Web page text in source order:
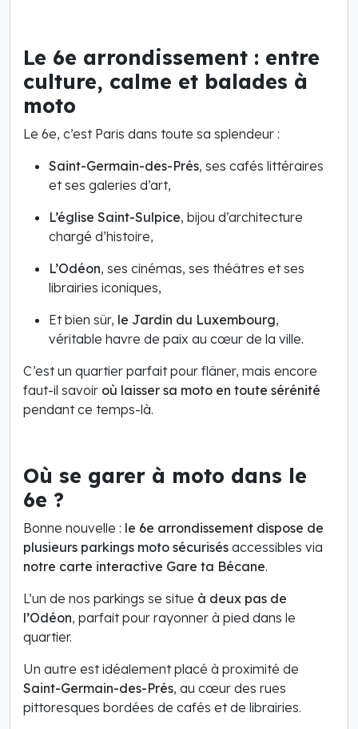
Le 6e arrondissement : entre
culture, calme et balades à
moto
Le 6e, c’est Paris dans toute sa splendeur :
Saint-Germain-des-Prés, ses cafés littéraires
et ses galeries d’art,
L’église Saint-Sulpice, bijou d’architecture
chargé d’histoire,
L’Odéon, ses cinémas, ses théâtres et ses
librairies iconiques,
Et bien sûr, le Jardin du Luxembourg,
véritable havre de paix au cœur de la ville.
C’est un quartier parfait pour flâner, mais encore
faut-il savoir où laisser sa moto en toute sérénité
pendant ce temps-là.
Où se garer à moto dans le
6e ?
Bonne nouvelle : le 6e arrondissement dispose de
plusieurs parkings moto sécurisés accessibles via
notre carte interactive Gare ta Bécane.
L’un de nos parkings se situe à deux pas de
l’Odéon, parfait pour rayonner à pied dans le
quartier.
Un autre est idéalement placé à proximité de
Saint-Germain-des-Prés, au cœur des rues
pittoresques bordées de cafés et de librairies.